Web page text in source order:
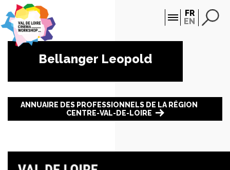
FR
EN
Bellanger Leopold
ANNUAIRE DES PROFESSIONNELS DE LA RÉGION
CENTRE-VAL-DE-LOIRE
Panneau de gestion des cookies